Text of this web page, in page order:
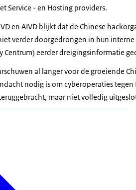
Service - en Hosting providers.
en AIVD blijkt dat de Chinese
verder doorgedrongen in hun
Centrum) eerder dreigingsinformatie
al langer voor de groeiende
nodig is om cyberoperaties
maar niet volledig